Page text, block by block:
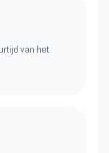
van het